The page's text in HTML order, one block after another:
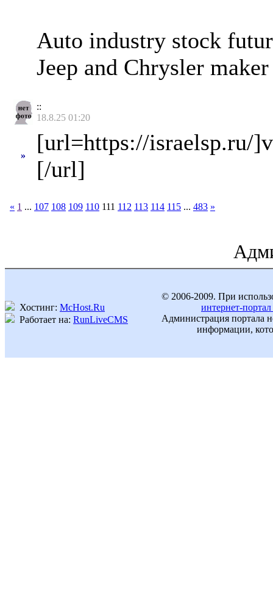
Auto industry stock
Jeep and Chrysler
::
18.8.25 01:20
»
[url=https://israelsp.ru/
[/url]
« 1 ... 107 108 109 110 111 112 113 114 115 ... 483 »
Хостинг: McHost.Ru
Работает на: RunLiveCMS
© 2006-2009. При
интернет-
Администрация портала
информации,